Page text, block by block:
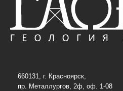
660131, г. Красноярск,
пр. Металлургов, 2ф, оф. 1-08